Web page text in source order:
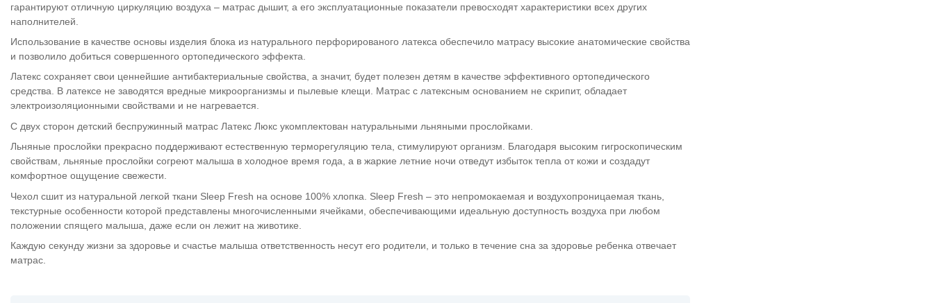
гарантируют отличную циркуляцию воздуха – матрас дышит, а его эксплуатационные показатели превосходят характеристики всех других
наполнителей.
Использование в качестве основы изделия блока из натурального перфорированого латекса обеспечило матрасу высокие анатомические свойства
и позволило добиться совершенного ортопедического эффекта.
Латекс сохраняет свои ценнейшие антибактериальные свойства, а значит, будет полезен детям в качестве эффективного ортопедического
средства. В латексе не заводятся вредные микроорганизмы и пылевые клещи. Матрас с латексным основанием не скрипит, обладает
электроизоляционными свойствами и не нагревается.
С двух сторон детский беспружинный матрас Латекс Люкс укомплектован натуральными льняными прослойками.
Льняные прослойки прекрасно поддерживают естественную терморегуляцию тела, стимулируют организм. Благодаря высоким гигроскопическим
свойствам, льняные прослойки согреют малыша в холодное время года, а в жаркие летние ночи отведут избыток тепла от кожи и создадут
комфортное ощущение свежести.
Чехол сшит из натуральной легкой ткани Sleep Fresh на основе 100% хлопка. Sleep Fresh – это непромокаемая и воздухопроницаемая ткань,
текстурные особенности которой представлены многочисленными ячейками, обеспечивающими идеальную доступность воздуха при любом
положении спящего малыша, даже если он лежит на животике.
Каждую секунду жизни за здоровье и счастье малыша ответственность несут его родители, и только в течение сна за здоровье ребенка отвечает
матрас.